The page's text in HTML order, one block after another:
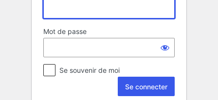
Mot de passe
Se souvenir de moi